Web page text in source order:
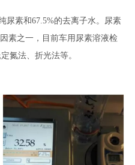
尿素和67.5%的去离子水。尿素
素之一，目前车用尿素溶液检
氮法、折光法等。